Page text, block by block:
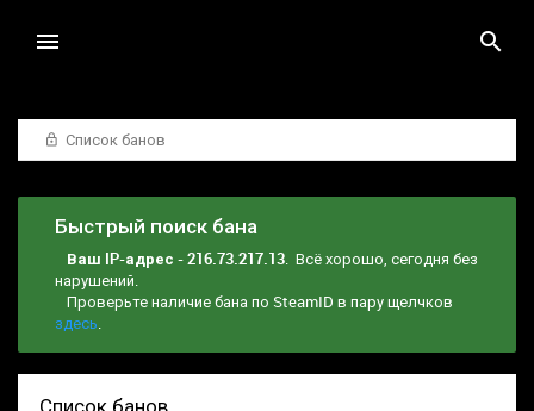
Список банов
Быстрый поиск бана
Ваш IP-адрес - 216.73.217.13. Всё хорошо, сегодня без
нарушений.
Проверьте наличие бана по SteamID в пару щелчков
здесь.